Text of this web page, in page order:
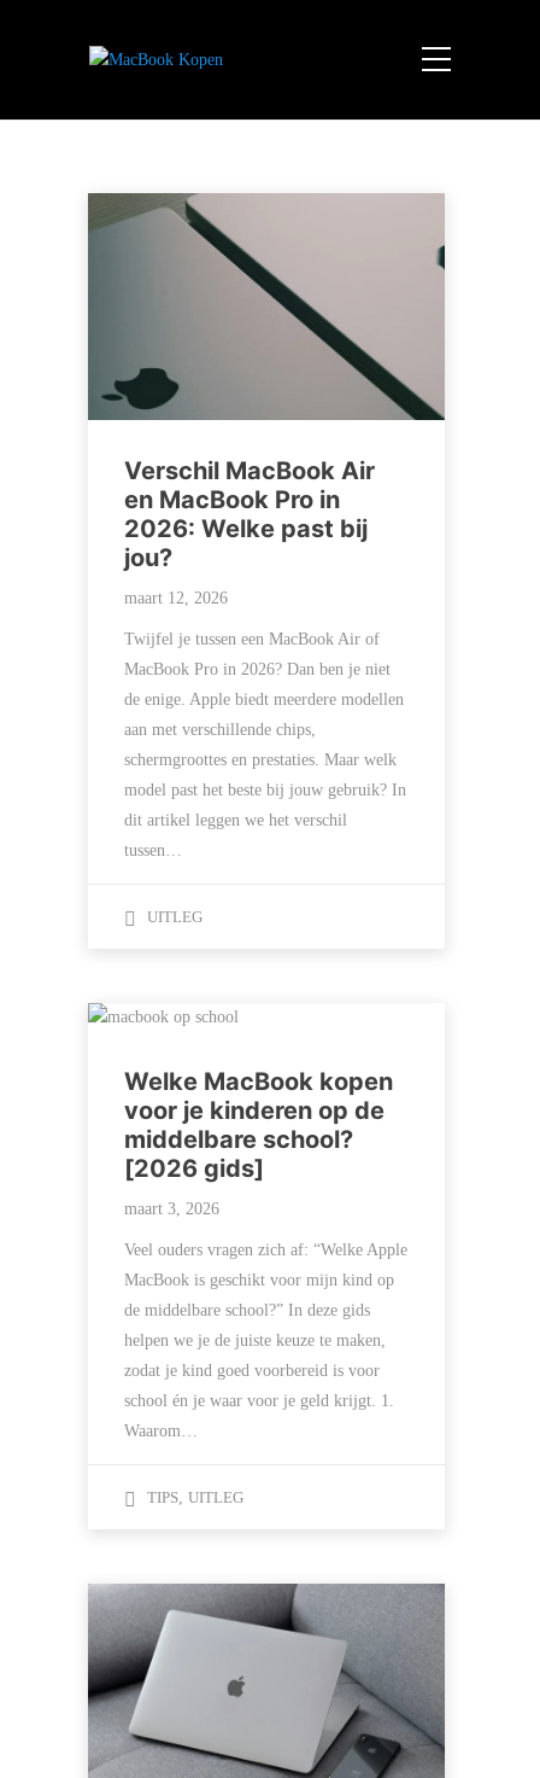
Verschil MacBook Air
en MacBook Pro in
2026: Welke past bij
jou?
maart 12, 2026
Twijfel je tussen een MacBook Air of
MacBook Pro in 2026? Dan ben je niet
de enige. Apple biedt meerdere modellen
aan met verschillende chips,
schermgroottes en prestaties. Maar welk
model past het beste bij jouw gebruik? In
dit artikel leggen we het verschil
tussen…
UITLEG
Welke MacBook kopen
voor je kinderen op de
middelbare school?
[2026 gids]
maart 3, 2026
Veel ouders vragen zich af: “Welke Apple
MacBook is geschikt voor mijn kind op
de middelbare school?” In deze gids
helpen we je de juiste keuze te maken,
zodat je kind goed voorbereid is voor
school én je waar voor je geld krijgt. 1.
Waarom…
TIPS, UITLEG